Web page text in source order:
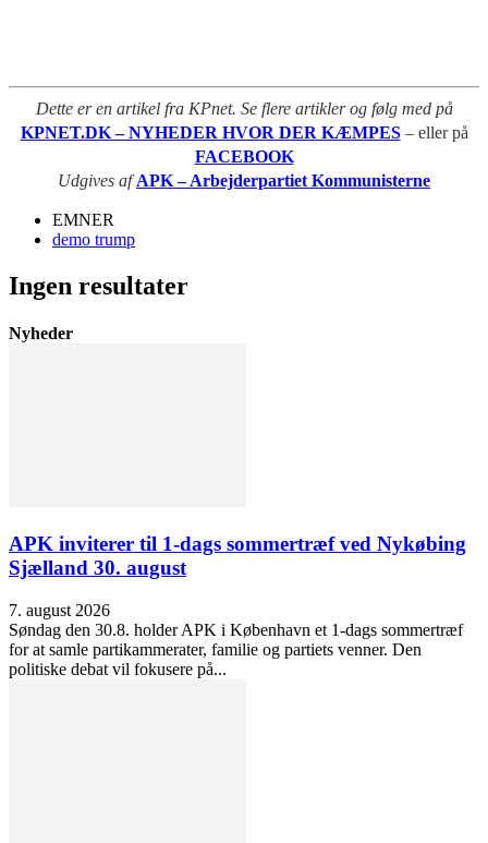
Dette er en artikel fra KPnet. Se flere artikler og følg med på
KPNET.DK – NYHEDER HVOR DER KÆMPES – eller på
FACEBOOK
Udgives afAPK – Arbejderpartiet Kommunisterne
EMNER
demo trump
Ingen resultater
Nyheder
APK inviterer til 1-dags sommertræf ved Nykøbing
Sjælland 30. august
7. august 2026
Søndag den 30.8. holder APK i København et 1-dags sommertræf
for at samle partikammerater, familie og partiets venner. Den
politiske debat vil fokusere på...